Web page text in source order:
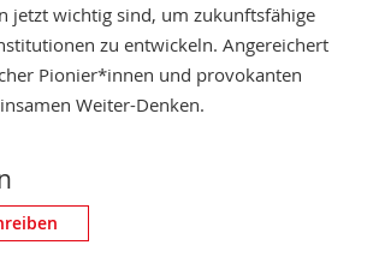
jetzt wichtig sind, um zukunftsfähige
zu entwickeln. Angereichert
Pionier*innen und provokanten
Weiter-Denken.